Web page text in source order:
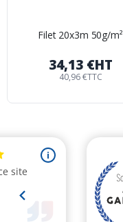
Filet 20x3m 50g/m²
34,13 €HT
40,96 €TTC